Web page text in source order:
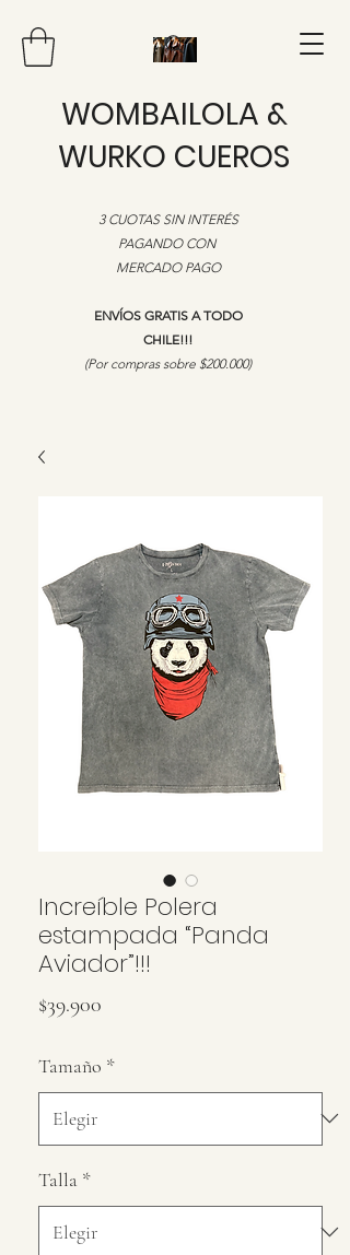
WOMBAILOLA &
WURKO CUEROS
3 CUOTAS SIN INTERÉS
PAGANDO CON
MERCADO PAGO
ENVÍOS GRATIS A TODO
CHILE!!!
​(Por compras sobre $200.000)
Increíble Polera
estampada “Panda
Aviador”!!!
$39.900
Tamaño *
Talla *